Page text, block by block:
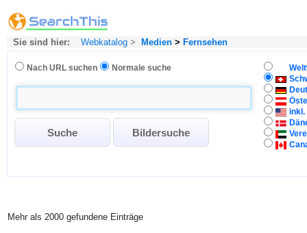
Sie sind hier: Webkatalog > Medien > Fernsehen
Nach URL suchen Normale suche
inkl.
Mehr als 2000 gefundene Einträge